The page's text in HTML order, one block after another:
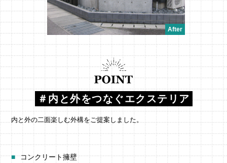
＃内と外をつなぐエクステリア
内と外の二面楽しむ外構をご提案しました。
コンクリート擁壁